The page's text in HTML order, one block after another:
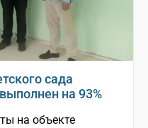
сада
на 93%
на объекте